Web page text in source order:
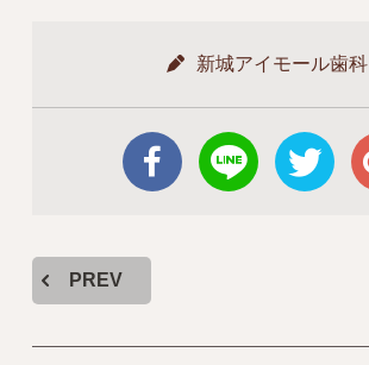
新城アイモール歯科
PREV